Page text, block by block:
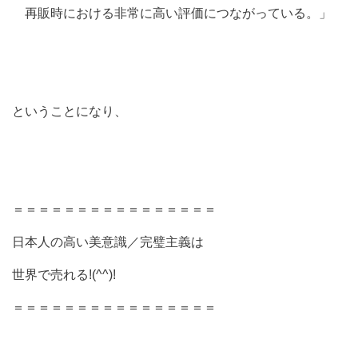
再販時における非常に高い評価につながっている。」
ということになり、
＝＝＝＝＝＝＝＝＝＝＝＝＝＝＝＝
日本人の高い美意識／完璧主義は
世界で売れる!(^^)!
＝＝＝＝＝＝＝＝＝＝＝＝＝＝＝＝